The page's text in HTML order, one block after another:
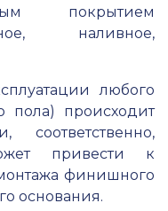
покрытием
наливное,
любого
пола) происходит
привести к
финишного
основания.